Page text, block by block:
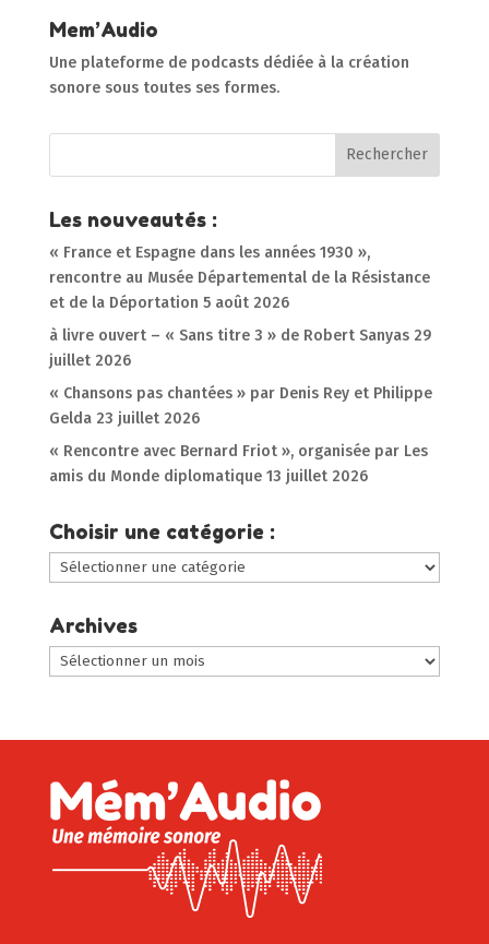
Mem’Audio
Une plateforme de podcasts dédiée à la création
sonore sous toutes ses formes.
Les nouveautés :
« France et Espagne dans les années 1930 »,
rencontre au Musée Départemental de la Résistance
et de la Déportation 5 août 2026
à livre ouvert – « Sans titre 3 » de Robert Sanyas 29
juillet 2026
« Chansons pas chantées » par Denis Rey et Philippe
Gelda 23 juillet 2026
« Rencontre avec Bernard Friot », organisée par Les
amis du Monde diplomatique 13 juillet 2026
Choisir une catégorie :
Choisir
une
catégorie
:
Archives
Archives